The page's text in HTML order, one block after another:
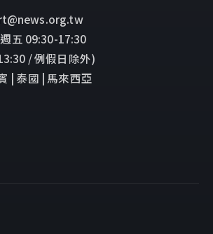
五 09:30-17:30
/ 例假日除外)
| 泰國 | 馬來西亞